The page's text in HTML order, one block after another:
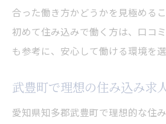
合った働き方かどうかを見極める
初めて住み込みで働く方は、口コ
も参考に、安心して働ける環境を選
武豊町で理想の住み込み求
愛知県知多郡武豊町で理想的な住